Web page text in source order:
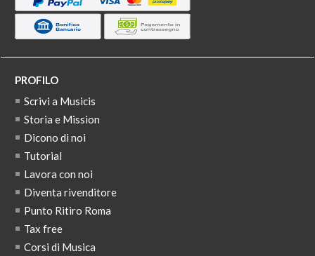
PROFILO
Scrivi a Musicis
Storia e Mission
Dicono di noi
Tutorial
Lavora con noi
Diventa rivenditore
Punto Ritiro Roma
Tax free
Corsi di Musica